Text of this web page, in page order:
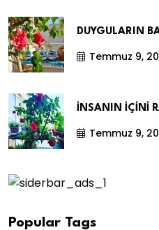
DUYGULARIN
Temmuz 9,
İNSANIN İÇİNİ
Temmuz 9,
Popular Tags